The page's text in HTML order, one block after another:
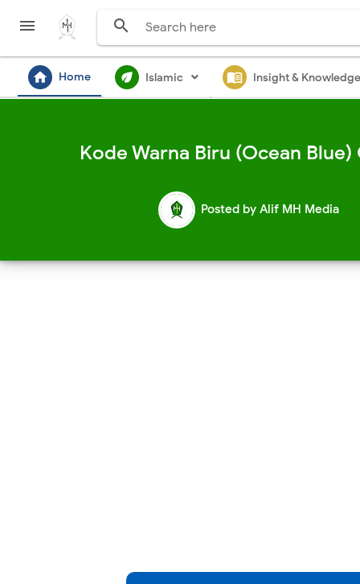
 
home Home ecodIslamic menu_book Insight & Knowledge
Kode Warna Biru (Ocean Blue)
Posted by Alif MH Media